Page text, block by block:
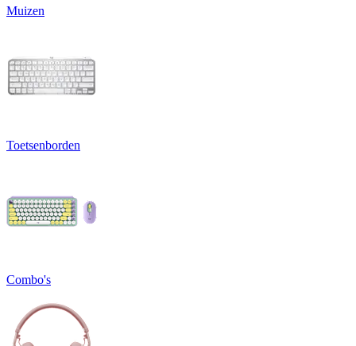
Muizen
Toetsenborden
Combo's